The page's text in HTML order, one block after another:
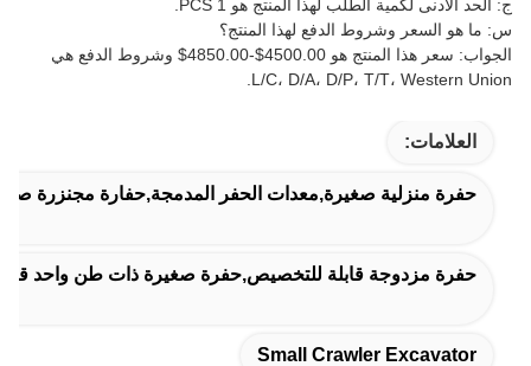
ج: الحد الأدنى لكمية الطلب لهذا المنتج هو 1 PCS.
س: ما هو السعر وشروط الدفع لهذا المنتج؟
الجواب: سعر هذا المنتج هو 4500.00$-4850.00$ وشروط الدفع هي
L/C، D/A، D/P، T/T، Western Union.
العلامات:
حفرة منزلية صغيرة,معدات الحفر المدمجة,حفارة مجنزرة
حفرة مزدوجة قابلة للتخصيص,حفرة صغيرة ذات طن واحد
Small Crawler Excavator